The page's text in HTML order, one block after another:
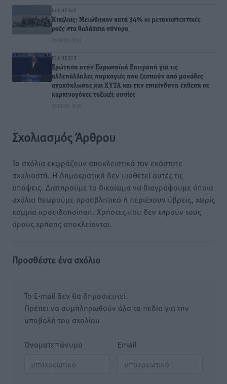
ΕΙΔΉΣΕΙΣ
Κικίλιας: Μειώθηκαν κατά 34% οι μεταναστευτικές
ροές στα θαλάσσια σύνορα
05.08.26 · 17:32
ΕΙΔΉΣΕΙΣ
Ερώτηση στην Ευρωπαϊκή Επιτροπή για τις
αλλεπάλληλες πυρκαγιές που ξεσπούν από μονάδες
ανακύκλωσης και ΧΥΤΑ και την επικίνδυνη έκθεση σε
καρκινογόνες τοξικές ουσίες
05.08.26 · 17:09
Σχολιασμός Άρθρου
Τα σχόλια εκφράζουν αποκλειστικά τον εκάστοτε
σχολιαστή. Η Δημοκρατική δεν υιοθετεί αυτές τις
απόψεις. Διατηρούμε το δικαίωμα να διαγράψουμε όποια
σχόλια θεωρούμε προσβλητικά ή περιέχουν ύβρεις, χωρίς
καμμία προειδοποίηση. Χρήστες που δεν τηρούν τους
όρους χρήσης αποκλείονται.
Προσθέστε ένα σχόλιο
Το E-mail δεν θα δημοσιευτεί.
Πρέπει να συμπληρωθούν όλα τα πεδία για την
υποβολή του σχολίου.
Όνοματεπώνυμο Email